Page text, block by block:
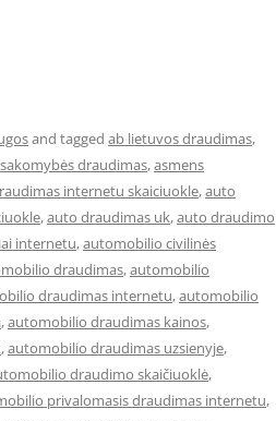
and tagged ab lietuvos draudimas,
draudimas,asmens
internetu skaiciuokle,auto
,auto draudimas uk,auto draudimo
internetu,automobilio civilinės
draudimas,automobilio
draudimas internetu,automobilio
,automobilio draudimas kainos,
,automobilio draudimas uzsienyje,
draudimo skaičiuoklė,
privalomasis draudimas internetu,